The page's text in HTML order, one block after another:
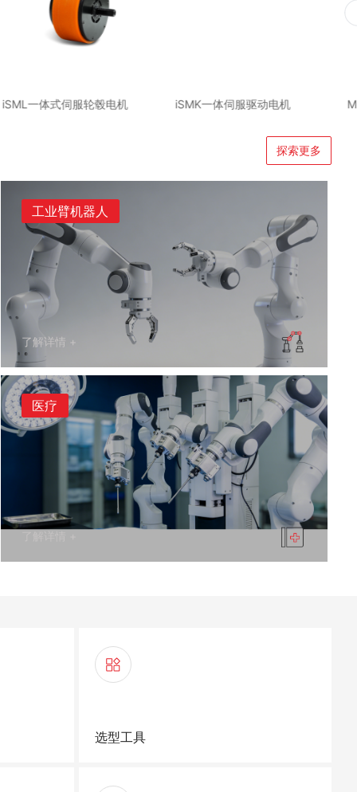
iSML一体式伺服轮毂电机 iSMK一体伺服驱动电机
探索更多
工业臂机器人
了解详情 +
医疗
选型工具